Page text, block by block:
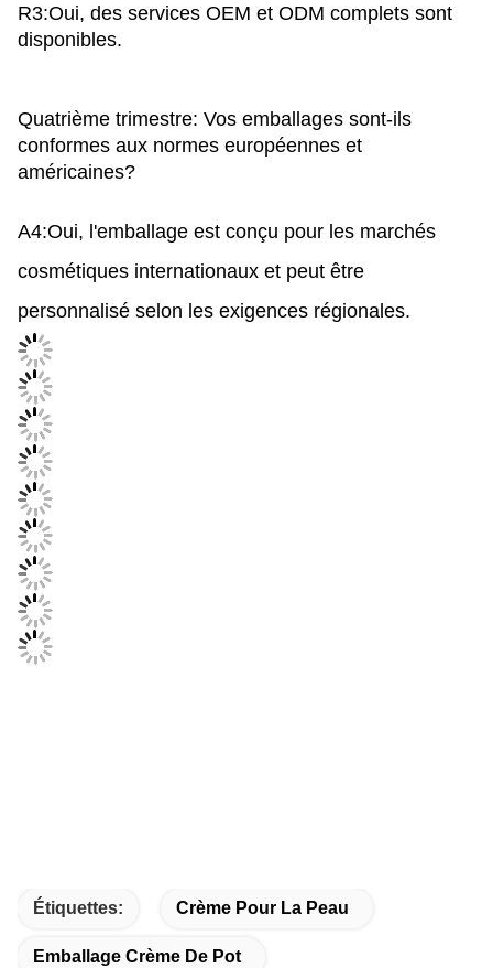
R3:Oui, des services OEM et ODM complets sont
disponibles.
Quatrième trimestre: Vos emballages sont-ils
conformes aux normes européennes et
américaines?
A4:Oui, l'emballage est conçu pour les marchés
cosmétiques internationaux et peut être
personnalisé selon les exigences régionales.